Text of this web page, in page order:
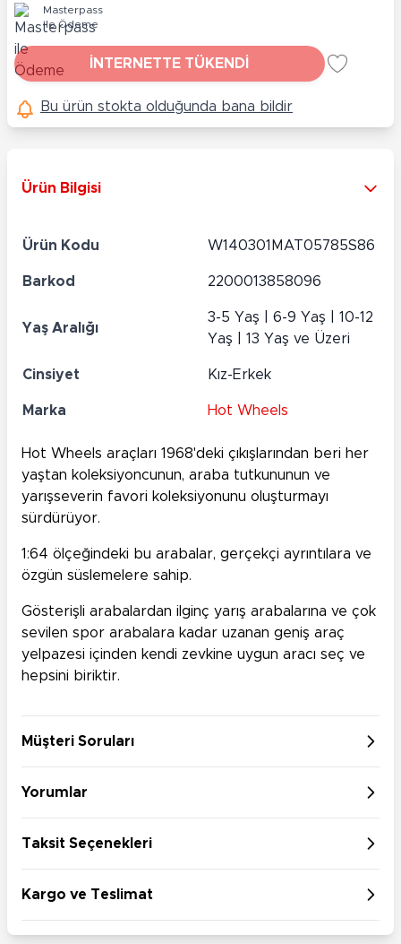
Masterpass
ile Ödeme
İNTERNETTE TÜKENDİ
Bu ürün stokta olduğunda bana bildir
Ürün Bilgisi
Ürün Kodu W140301MAT05785S86
Barkod 2200013858096
Yaş Aralığı
3-5 Yaş | 6-9 Yaş | 10-12
Yaş | 13 Yaş ve Üzeri
Cinsiyet Kız-Erkek
Marka Hot Wheels
Hot Wheels araçları 1968'deki çıkışlarından beri her
yaştan koleksiyoncunun, araba tutkununun ve
yarışseverin favori koleksiyonunu oluşturmayı
sürdürüyor.
1:64 ölçeğindeki bu arabalar, gerçekçi ayrıntılara ve
özgün süslemelere sahip.
Gösterişli arabalardan ilginç yarış arabalarına ve çok
sevilen spor arabalara kadar uzanan geniş araç
yelpazesi içinden kendi zevkine uygun aracı seç ve
hepsini biriktir.
Müşteri Soruları
Yorumlar
Taksit Seçenekleri
Kargo ve Teslimat